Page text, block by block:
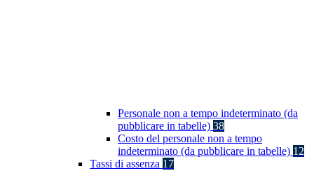
Personale non a tempo indeterminato (da
pubblicare in tabelle) 38
Costo del personale non a tempo
indeterminato (da pubblicare in tabelle) 12
Tassi di assenza 17